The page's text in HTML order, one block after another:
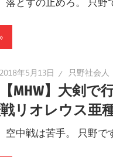
2018年5月13日 只野社会人
【MHW】大剣で
リオレウス亜
空中戦は苦手。 只野で